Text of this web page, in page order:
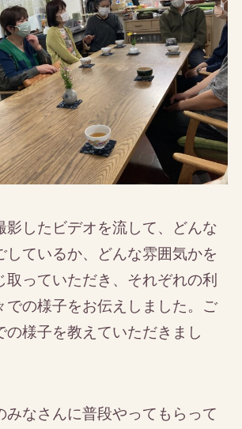
影したビデオを流して、どんな
しているか、どんな雰囲気かを
取っていただき、それぞれの利
での様子をお伝えしました。ご
の様子を教えていただきまし
みなさんに普段やってもらって